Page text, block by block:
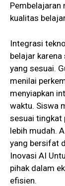
Pembelajaran
kualitas
Integrasi
belajar
yang sesuai.
menilai
menyiapkan
waktu. Siswa
sesuai tingkat
lebih mudah.
yang bersifat
Inovasi AI
pihak dalam
efisien.